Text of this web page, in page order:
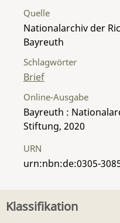
Quelle
Nationalarchiv der
Bayreuth
Schlagwörter
Brief
Online-Ausgabe
Bayreuth :
Stiftung, 2020
URN
urn:nbn:de:0305-
Klassifikation